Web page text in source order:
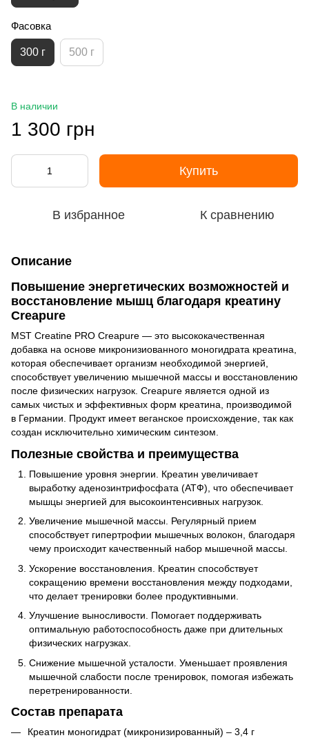
Фасовка
300 г 500 г
В наличии
1 300 грн
Купить
В избранное К сравнению
Описание
Повышение энергетических возможностей и
восстановление мышц благодаря креатину
Creapure
MST Creatine PRO Creapure — это высококачественная
добавка на основе микронизиованного моногидрата креатина,
которая обеспечивает организм необходимой энергией,
способствует увеличению мышечной массы и восстановлению
после физических нагрузок. Creapure является одной из
самых чистых и эффективных форм креатина, производимой
в Германии. Продукт имеет веганское происхождение, так как
создан исключительно химическим синтезом.
Полезные свойства и преимущества
Повышение уровня энергии. Креатин увеличивает
выработку аденозинтрифосфата (АТФ), что обеспечивает
мышцы энергией для высокоинтенсивных нагрузок.
Увеличение мышечной массы. Регулярный прием
способствует гипертрофии мышечных волокон, благодаря
чему происходит качественный набор мышечной массы.
Ускорение восстановления. Креатин способствует
сокращению времени восстановления между подходами,
что делает тренировки более продуктивными.
Улучшение выносливости. Помогает поддерживать
оптимальную работоспособность даже при длительных
физических нагрузках.
Снижение мышечной усталости. Уменьшает проявления
мышечной слабости после тренировок, помогая избежать
перетренированности.
Состав препарата
Креатин моногидрат (микронизированный) – 3,4 г